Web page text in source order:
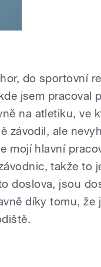
do sportovní
jsem pracoval
na atletiku, ve
závodil, ale
mojí hlavní
takže to
doslova, jsou
díky tomu, že